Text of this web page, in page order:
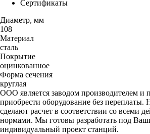
Сертификаты
Диаметр, мм
108
Материал
сталь
Покрытие
оцинкованное
Форма сечения
круглая
ООО является заводом производителем и
приобрести оборудование без
сделают расчет в соответствии со всеми
нормами. Мы готовы разработать под
индивидуальный проект станций.